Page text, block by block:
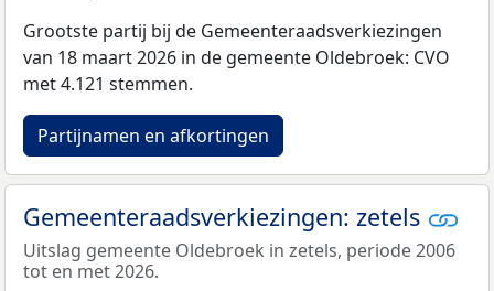
Grootste partij bij de Gemeenteraadsverkiezingen
van 18 maart 2026 in de gemeente Oldebroek: CVO
met 4.121 stemmen.
Partijnamen en afkortingen
Gemeenteraadsverkiezingen: zetels
Uitslag gemeente Oldebroek in zetels, periode 2006
tot en met 2026.